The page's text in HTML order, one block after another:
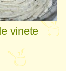
vinete